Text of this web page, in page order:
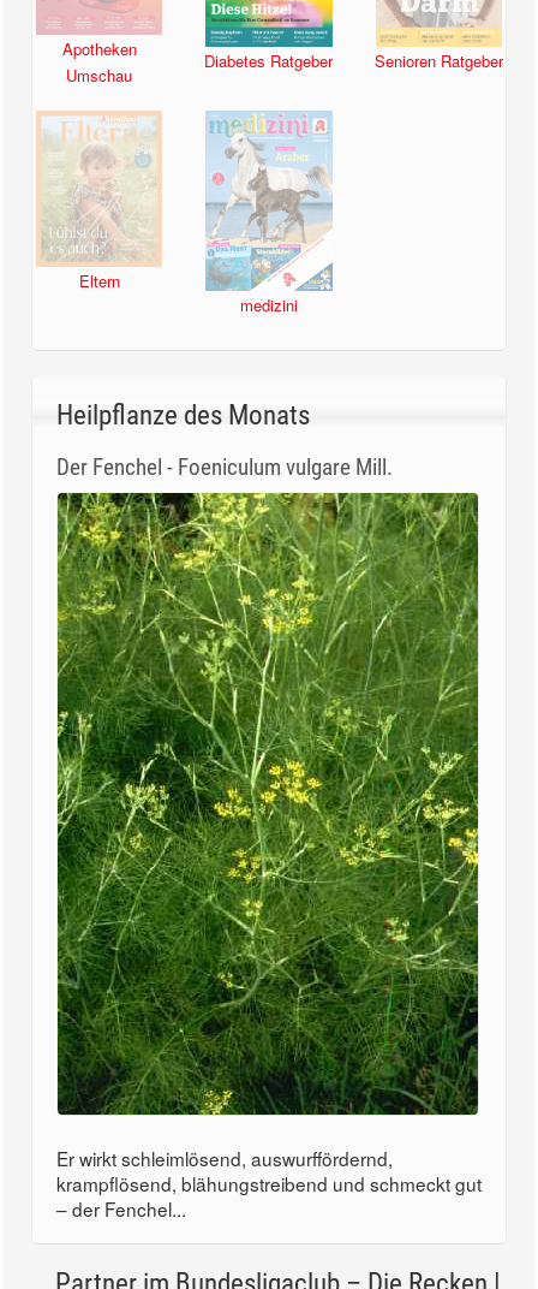
Apotheken
Umschau
Diabetes Ratgeber Senioren Ratgeber
Eltern
medizini
Heilpflanze des Monats
Der Fenchel - Foeniculum vulgare Mill.
Er wirkt schleimlösend, auswurffördernd,
krampflösend, blähungstreibend und schmeckt gut
– der Fenchel...